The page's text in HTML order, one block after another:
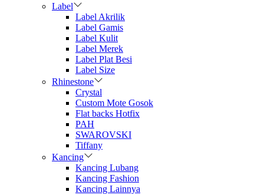
Label
Label Akrilik
Label Gamis
Label Kulit
Label Merek
Label Plat Besi
Label Size
Rhinestone
Crystal
Custom Mote Gosok
Flat backs Hotfix
PAH
SWAROVSKI
Tiffany
Kancing
Kancing Lubang
Kancing Fashion
Kancing Lainnya